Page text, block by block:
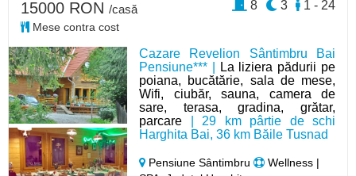
Cazare Revelion Sântimbru Bai
Pensiune*** |
La liziera pădurii pe
poiana, bucătărie, sala de mese,
Wifi, ciubăr, sauna, camera de
sare, terasa, gradina, grătar,
parcare | 29 km pârtie de schi
Harghita Bai, 36 km Băile Tusnad
Pensiune Sântimbru
Wellness |
15000 RON /casă
Mese contra cost
1 - 24
3
8